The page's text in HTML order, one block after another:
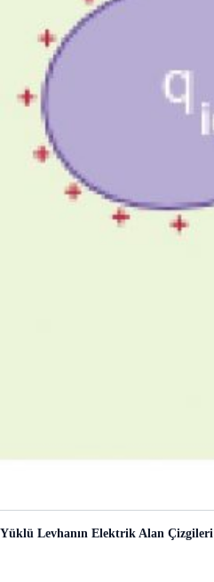
Yüklü Levhanın Elektrik Alan Çizgileri